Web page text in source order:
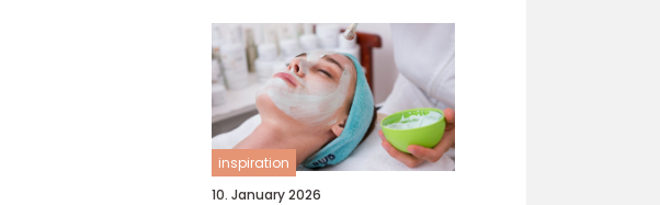
inspiration
10. January 2026